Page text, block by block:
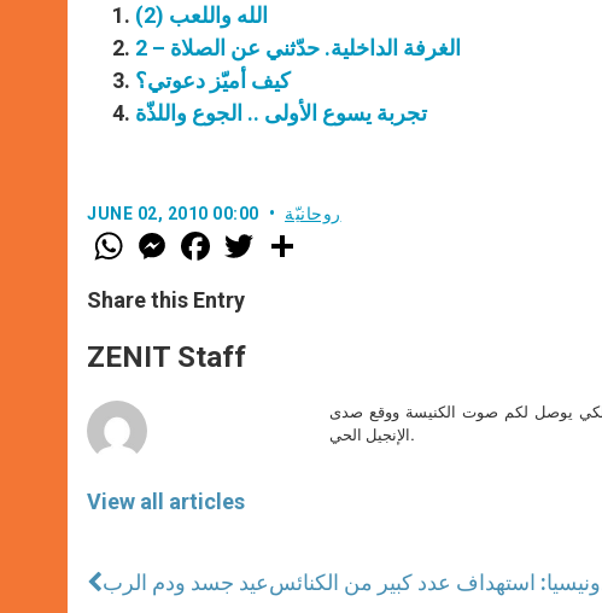
الله واللعب (2)
الغرفة الداخلية. حدّثني عن الصلاة – 2
كيف أميّز دعوتي؟
تجربة يسوع الأولى .. الجوع واللذّة
JUNE 02, 2010 00:00 روحانيّة
W
h
t
s
p
p
M
e
s
e
g
e
F
a
e
b
o
k
w
Share this Entry
ZENIT Staff
View all articles
لكي يوصل لكم صوت الكنيسة ووقع صدى
الإنجيل الحي.
عيد جسد ودم الرباستهداف عدد كبير من الكنائس